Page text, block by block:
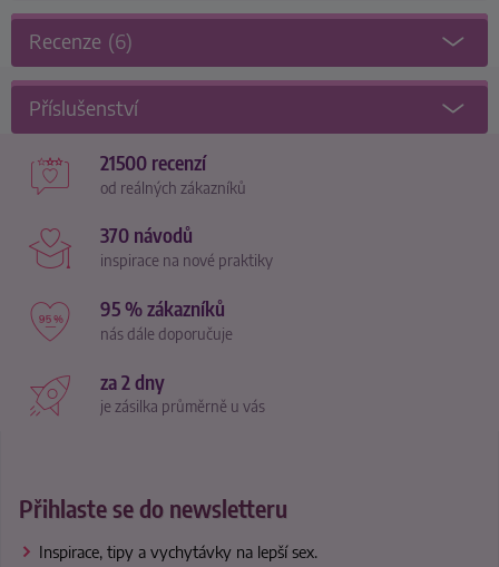
Recenze (6)
Příslušenství
21500 recenzí
od reálných zákazníků
370 návodů
inspirace na nové praktiky
95 % zákazníků
nás dále doporučuje
za 2 dny
je zásilka průměrně u vás
Přihlaste se do newsletteru
Inspirace, tipy a vychytávky na lepší sex.